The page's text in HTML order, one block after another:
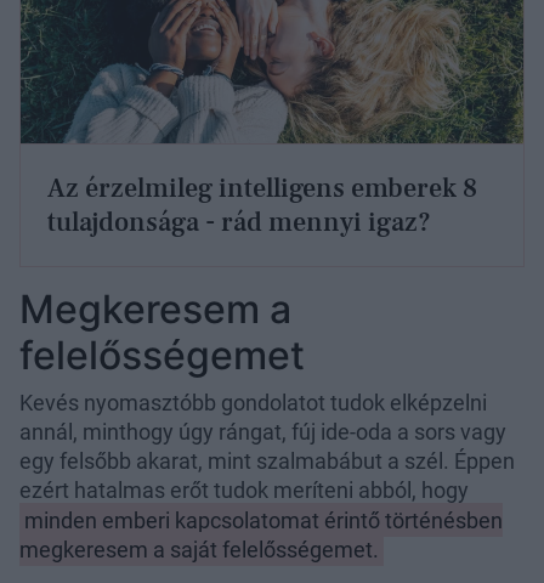
Az érzelmileg intelligens emberek 8
tulajdonsága - rád mennyi igaz?
Megkeresem a
felelősségemet
Kevés nyomasztóbb gondolatot tudok elképzelni
annál, minthogy úgy rángat, fúj ide-oda a sors vagy
egy felsőbb akarat, mint szalmabábut a szél. Éppen
ezért hatalmas erőt tudok meríteni abból, hogy
minden emberi kapcsolatomat érintő történésben
megkeresem a saját felelősségemet.